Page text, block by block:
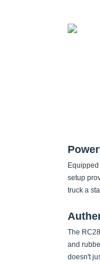
setup
truck a
The
and
doesn't